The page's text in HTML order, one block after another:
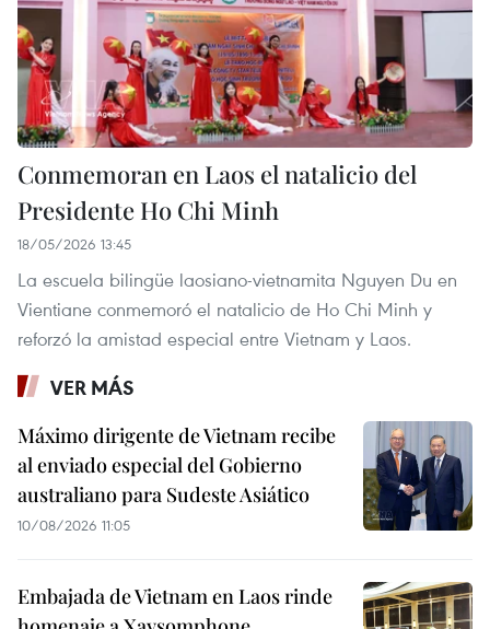
Conmemoran en Laos el natalicio del
Presidente Ho Chi Minh
18/05/2026 13:45
La escuela bilingüe laosiano-vietnamita Nguyen Du en
Vientiane conmemoró el natalicio de Ho Chi Minh y
reforzó la amistad especial entre Vietnam y Laos.
VER MÁS
Máximo dirigente de Vietnam recibe
al enviado especial del Gobierno
australiano para Sudeste Asiático
10/08/2026 11:05
Embajada de Vietnam en Laos rinde